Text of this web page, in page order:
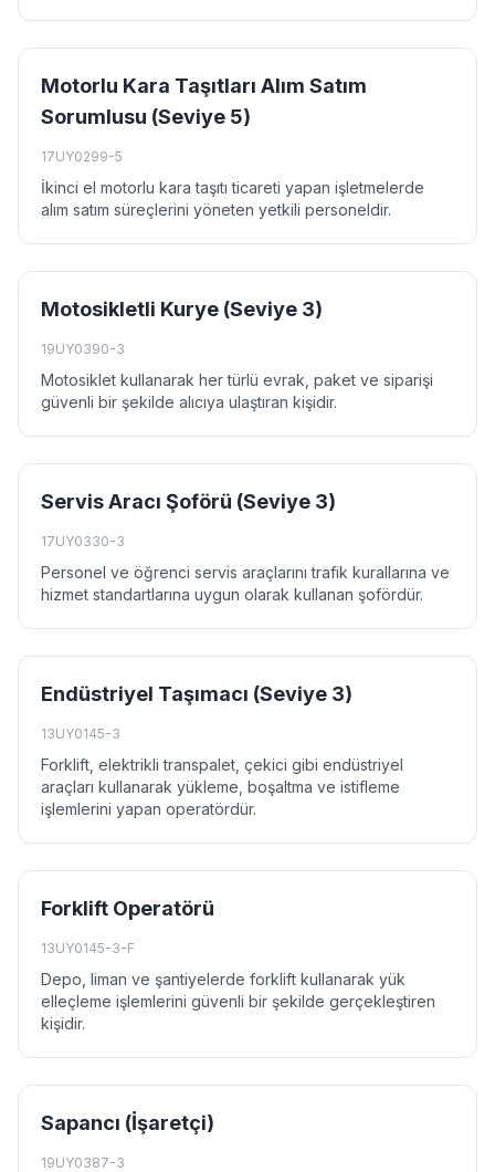
Motorlu Kara Taşıtları Alım Satım
Sorumlusu (Seviye 5)
17UY0299-5
İkinci el motorlu kara taşıtı ticareti yapan işletmelerde
alım satım süreçlerini yöneten yetkili personeldir.
Motosikletli Kurye (Seviye 3)
19UY0390-3
Motosiklet kullanarak her türlü evrak, paket ve siparişi
güvenli bir şekilde alıcıya ulaştıran kişidir.
Servis Aracı Şoförü (Seviye 3)
17UY0330-3
Personel ve öğrenci servis araçlarını trafik kurallarına ve
hizmet standartlarına uygun olarak kullanan şofördür.
Endüstriyel Taşımacı (Seviye 3)
13UY0145-3
Forklift, elektrikli transpalet, çekici gibi endüstriyel
araçları kullanarak yükleme, boşaltma ve istifleme
işlemlerini yapan operatördür.
Forklift Operatörü
13UY0145-3-F
Depo, liman ve şantiyelerde forklift kullanarak yük
elleçleme işlemlerini güvenli bir şekilde gerçekleştiren
kişidir.
Sapancı (İşaretçi)
19UY0387-3